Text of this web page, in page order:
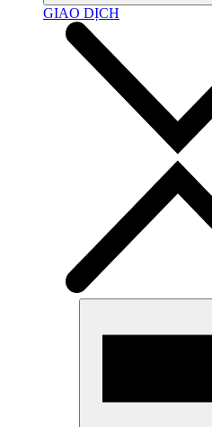
GIAO DỊCH